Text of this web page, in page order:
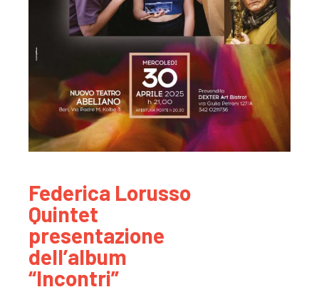
Federica Lorusso
Quintet
presentazione
dell’album
“Incontri”